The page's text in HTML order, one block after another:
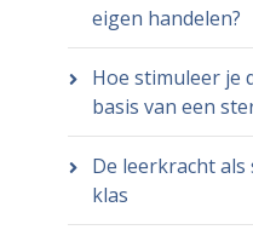
eigen handelen?
Hoe stimuleer je
basis van een
De leerkracht
klas